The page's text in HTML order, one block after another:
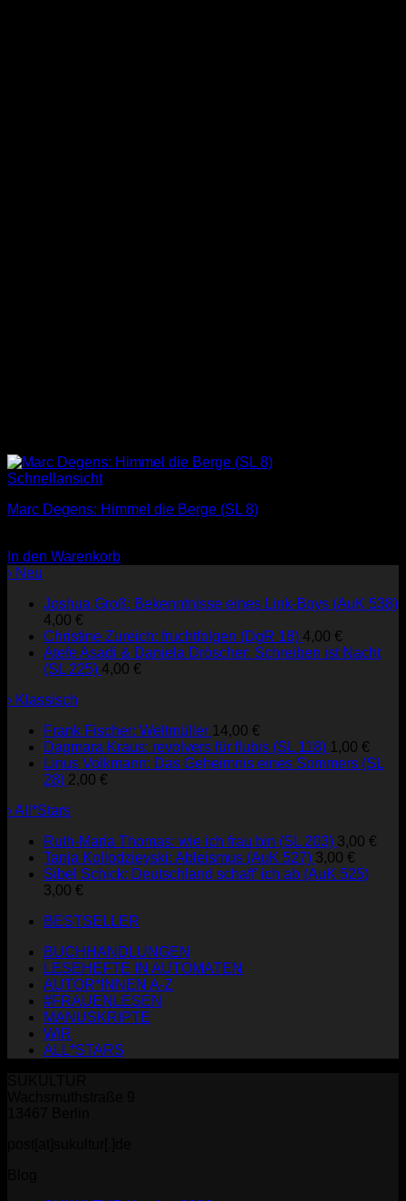
Schnellansicht
Marc Degens: Himmel die Berge (SL 8)
In den Warenkorb
› Neu
Joshua Groß: Bekenntnisse eines Link-Boys (AuK 538)
4,00 €
Christine Zureich: fruchtfolgen (DgR 18) 4,00 €
Atefe Asadi & Daniela Dröscher: Schreiben ist Nacht
(SL 225) 4,00 €
› Klassisch
Frank Fischer: Weltmüller 14,00 €
Dagmara Kraus: revolvers für flubis (SL 118) 1,00 €
Linus Volkmann: Das Geheimnis eines Sommers (SL
28) 2,00 €
› All*Stars
Ruth-Maria Thomas: wie ich frau bin (SL 203) 3,00 €
Tanja Kollodzieyski: Ableismus (AuK 527) 3,00 €
Sibel Schick: Deutschland schaff' ich ab (AuK 525)
3,00 €
BESTSELLER
BUCHHANDLUNGEN
LESEHEFTE IN AUTOMATEN
AUTOR*INNEN A-Z
#FRAUENLESEN
MANUSKRIPTE
WIR
ALL*STARS